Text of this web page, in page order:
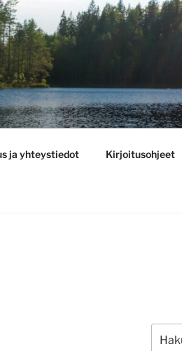
ja yhteystiedot Kirjoitusohjeet